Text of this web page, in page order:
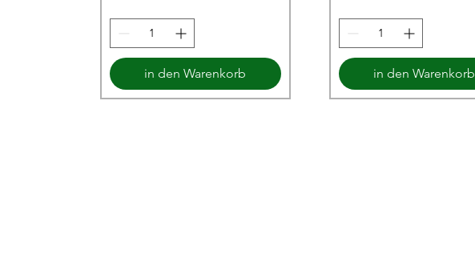
in den Warenkorb in den Warenkorb